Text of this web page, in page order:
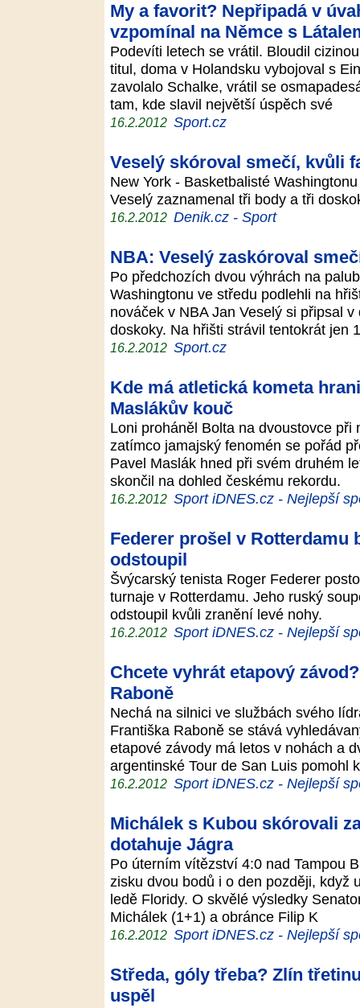
My a favorit? Nepřipadá v
vzpomínal na Němce s
Podevíti letech se vrátil. Bloudil
titul, doma v Holandsku vybojoval s
zavolalo Schalke, vrátil se
tam, kde slavil největší úspěch své
16.2.2012 Sport.cz
Veselý skóroval smečí, kvůli
New York - Basketbalisté
Veselý zaznamenal tři body a tři
16.2.2012 Denik.cz - Sport
NBA: Veselý zaskóroval
Po předchozích dvou výhrách na
Washingtonu ve středu podlehli na
nováček v NBA Jan Veselý si připsal
doskoky. Na hřišti strávil tentokrát jen
16.2.2012 Sport.cz
Kde má atletická kometa
Maslákův kouč
Loni proháněl Bolta na dvoustovce při
zatímco jamajský fenomén se pořád
Pavel Maslák hned při svém druhém
skončil na dohled českému rekordu.
16.2.2012 Sport iDNES.cz - Nejlepší
Federer prošel v Rotterdamu
odstoupil
Švýcarský tenista Roger Federer
turnaje v Rotterdamu. Jeho ruský
odstoupil kvůli zranění levé nohy.
16.2.2012 Sport iDNES.cz - Nejlepší
Chcete vyhrát etapový
Raboně
Nechá na silnici ve službách svého
Františka Raboně se stává
etapové závody má letos v nohách a
argentinské Tour de San Luis pomohl
16.2.2012 Sport iDNES.cz - Nejlepší
Michálek s Kubou skórovali
dotahuje Jágra
Po úterním vítězství 4:0 nad Tampou
zisku dvou bodů i o den později, když
ledě Floridy. O skvělé výsledky
Michálek (1+1) a obránce Filip K
16.2.2012 Sport iDNES.cz - Nejlepší
Středa, góly třeba? Zlín
uspěl